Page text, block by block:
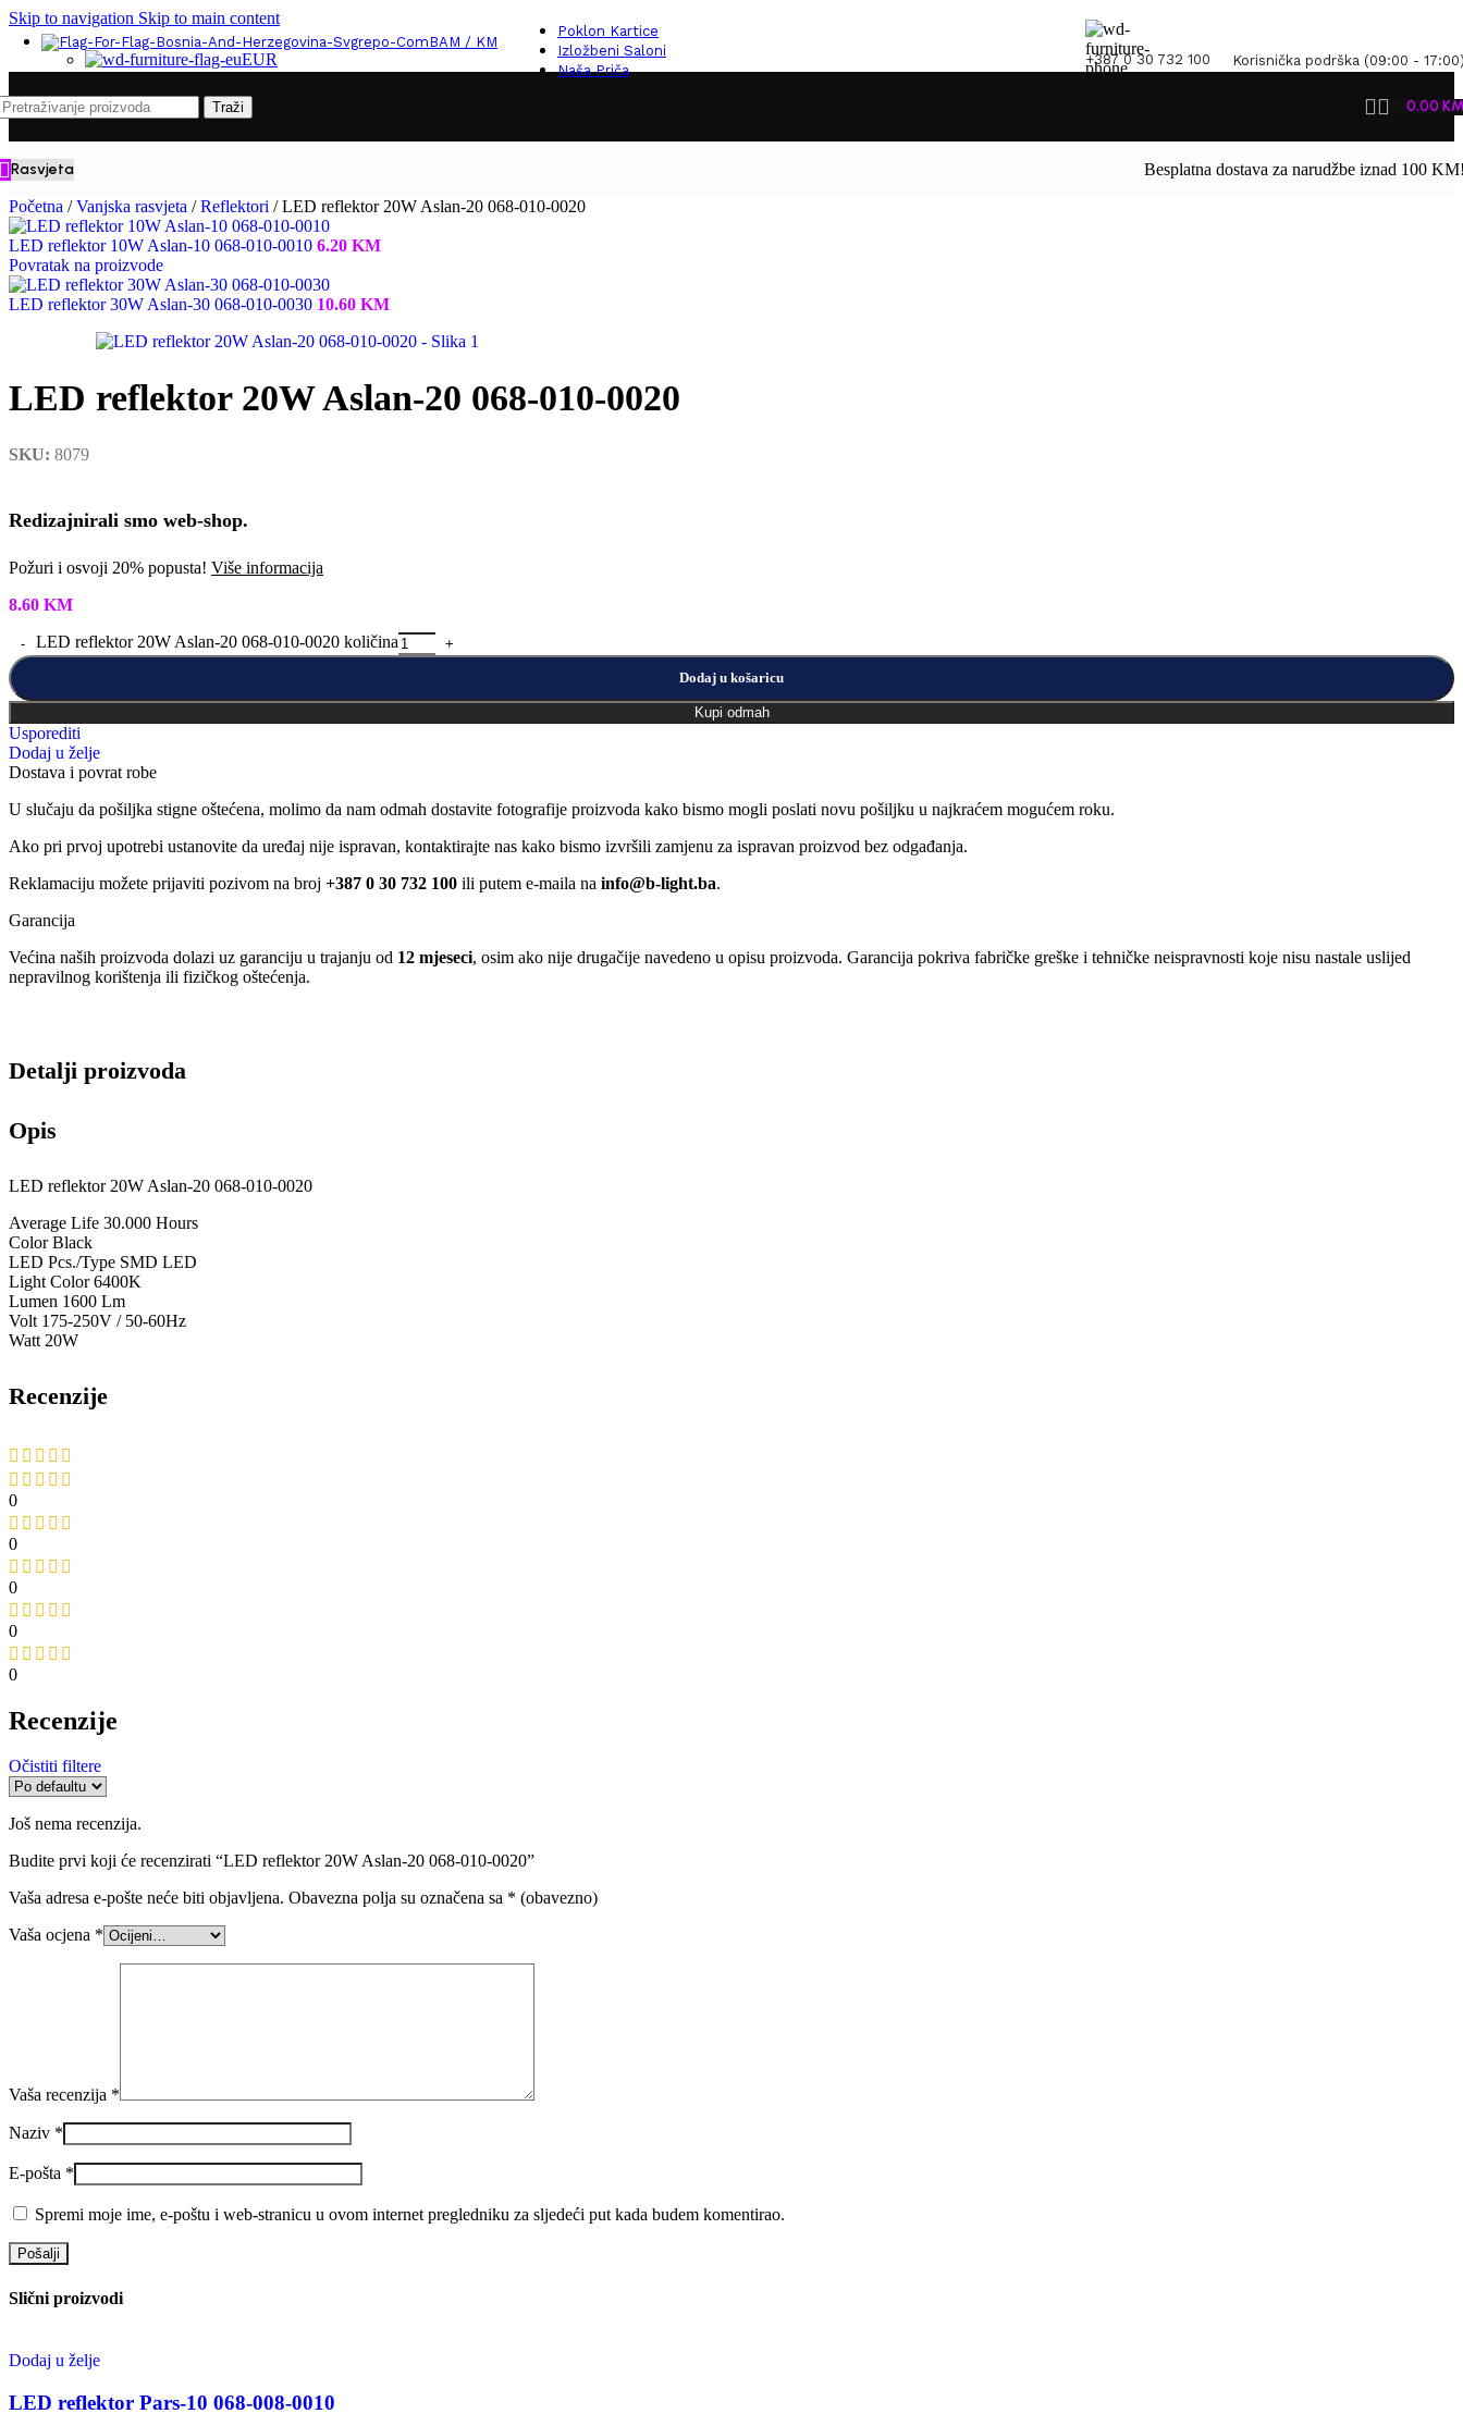
Skip to navigation Skip to main content
BAM / KM
EUR
Poklon Kartice
Izložbeni Saloni
Naša Priča
+387 0 30 732 100 Korisnička podrška (09:00 -
Traži 0.00
Rasvjeta Besplatna dostava za narudžbe iznad 100
Početna / Vanjska rasvjeta / Reflektori / LED reflektor 20W Aslan-20 068-010-0020
LED reflektor 10W Aslan-10 068-010-0010 6.20 KM
Povratak na proizvode
LED reflektor 30W Aslan-30 068-010-0030 10.60 KM
LED reflektor 20W Aslan-20 068-010-0020
SKU: 8079
Redizajnirali smo web-shop.
Požuri i osvoji 20% popusta! Više informacija
8.60 KM
LED reflektor 20W Aslan-20 068-010-0020 količina
Dodaj u košaricu
Kupi odmah
Usporediti
Dodaj u želje
Dostava i povrat robe
U slučaju da pošiljka stigne oštećena, molimo da nam odmah dostavite fotografije proizvoda kako bismo mogli poslati novu pošiljku u najkraćem mogućem roku.
Ako pri prvoj upotrebi ustanovite da uređaj nije ispravan, kontaktirajte nas kako bismo izvršili zamjenu za ispravan proizvod bez odgađanja.
Reklamaciju možete prijaviti pozivom na broj +387 0 30 732 100 ili putem e-maila na info@b-light.ba.
Garancija
Većina naših proizvoda dolazi uz garanciju u trajanju od 12 mjeseci, osim ako nije drugačije navedeno u opisu proizvoda. Garancija pokriva fabričke greške i tehničke neispravnosti koje nisu nastale uslijed
nepravilnog korištenja ili fizičkog oštećenja.
Detalji proizvoda
Opis
LED reflektor 20W Aslan-20 068-010-0020
Average Life 30.000 Hours
Color Black
LED Pcs./Type SMD LED
Light Color 6400K
Lumen 1600 Lm
Volt 175-250V / 50-60Hz
Watt 20W
Recenzije
0
0
0
0
0
Recenzije
Očistiti filtere
Još nema recenzija.
Budite prvi koji će recenzirati “LED reflektor 20W Aslan-20 068-010-0020”
Vaša adresa e-pošte neće biti objavljena. Obavezna polja su označena sa * (obavezno)
Vaša ocjena *
Vaša recenzija *
Naziv *
E-pošta *
Spremi moje ime, e-poštu i web-stranicu u ovom internet pregledniku za sljedeći put kada budem komentirao.
Slični proizvodi
Dodaj u želje
LED reflektor Pars-10 068-008-0010